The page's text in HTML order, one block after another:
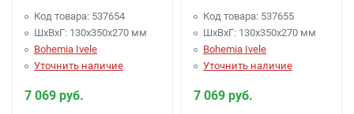
Код товара: 537654
ШхВхГ: 130х350x270 мм
Bohemia Ivele
Уточнить наличие
7 069 руб.
Код товара: 537655
ШхВхГ: 130х350x270 мм
Bohemia Ivele
Уточнить наличие
7 069 руб.